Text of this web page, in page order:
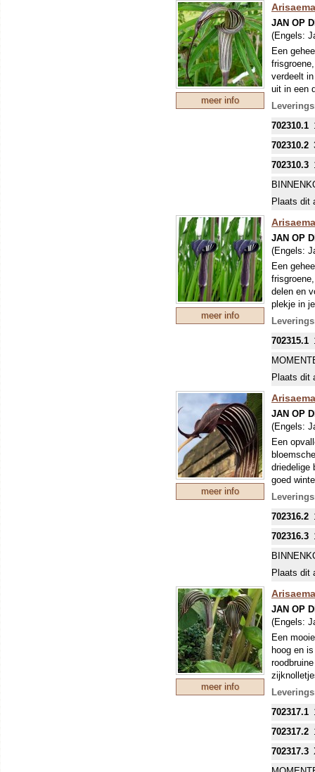
meer info
JAN OP
(Engels:
Een
verdeelt
uit in een
van het
ontstaat.
waar
humus.
702310.1
702310.2
702310.3
Plaats dit
meer info
JAN OP
(Engels:
Een
delen en
plekje in
dan is het
waardoor
groeien
plekje
702315.1
Plaats dit
meer info
JAN OP
(Engels:
Een
driedelige
goed
702316.2
702316.3
Plaats dit
meer info
JAN OP
(Engels:
Een
hoog en
702317.1
702317.2
702317.3